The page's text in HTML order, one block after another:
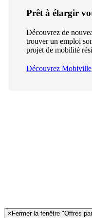
Prêt à élargir
Découvrez de
trouver un emploi
projet de mobilité
Découvrez Mobiville
× Fermer la fenêtre "Offres